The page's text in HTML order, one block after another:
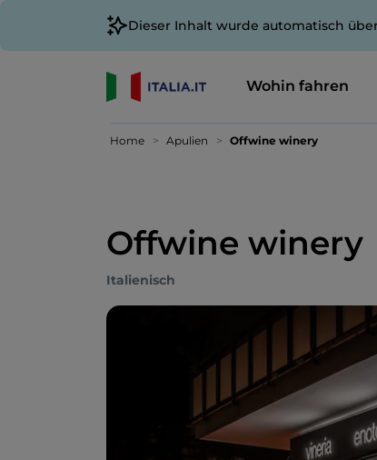
Dieser Inhalt wurde automatisch
Wohin fahren
Home Apulien Offwine winery
Offwine winery
Italienisch